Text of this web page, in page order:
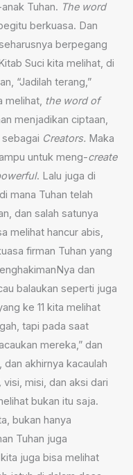
Tuhan. The word
berkuasa. Dan
berpegang
Suci kita melihat, di
“Jadilah terang,”
melihat, the word of
menjadikan ciptaan,
Creators. Maka
untuk meng-create
. Lalu juga di
mana Tuhan telah
dan salah satunya
melihat hancur abis,
firman Tuhan yang
dan
balaukan seperti juga
ke 11 kita melihat
tapi pada saat
mereka,” dan
akhirnya kacaulah
visi, misi, dan aksi dari
bukan itu saja.
bukan hanya
Tuhan juga
juga bisa melihat